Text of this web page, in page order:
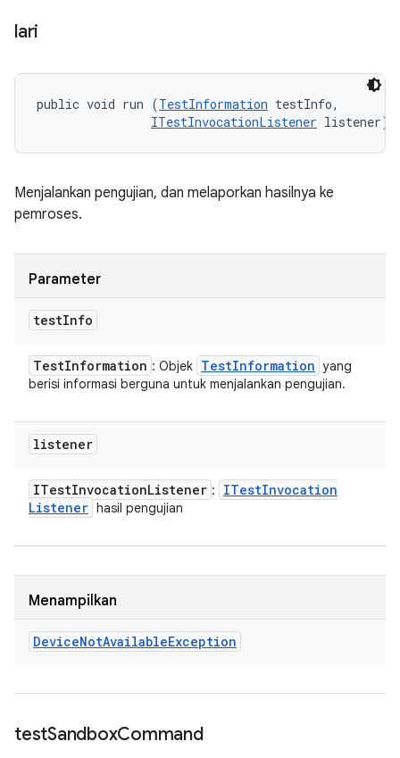
lari
public void run (TestInformation testInfo,
ITestInvocationListener listener)
Menjalankan pengujian, dan melaporkan hasilnya ke
pemroses.
Parameter
testInfo
TestInformation : Objek TestInformation yang
berisi informasi berguna untuk menjalankan pengujian.
listener
ITestInvocationListener : ITestInvocation
Listener hasil pengujian
Menampilkan
DeviceNotAvailableException
testSandboxCommand